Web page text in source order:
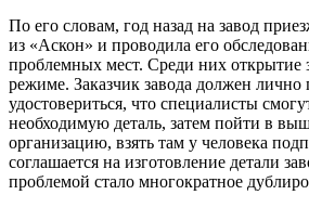
По его словам, год назад на завод
из «Аскон» и проводила его
проблемных мест. Среди них открытие
режиме. Заказчик завода должен лично
удостовериться, что специалисты
необходимую деталь, затем пойти в
организацию, взять там у человека
соглашается на изготовление детали
проблемой стало многократное